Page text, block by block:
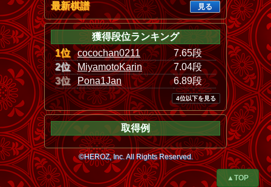
最新棋譜
見る
獲得段位ランキング
1位
cocochan0211
7.65段
2位
MiyamotoKarin
7.04段
3位
Pona1Jan 6.89段
4位以下を見る
取得例
©HEROZ, Inc. All Rights Reserved.
▲TOP